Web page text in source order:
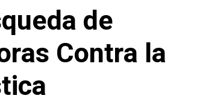
de
Contra la